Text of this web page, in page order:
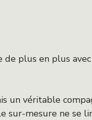
de plus en plus
un véritable
sur-mesure ne se